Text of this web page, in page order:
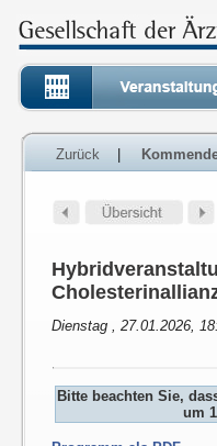
Zurück
Dienstag , 27.01.2026,
Bitte beachten Sie,
um